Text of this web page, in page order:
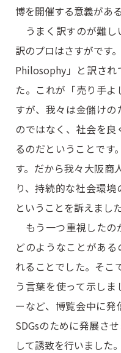
博を開催する意義があ
うまく訳すのが難し
訳のプロはさすがです
Philosophy」と訳され
た。これが「売り手
すが、我々は金儲け
のではなく、社会を
るのだということです
す。だから我々大阪商
り、持続的な社会環境
ということを訴えました
もう一つ重視したの
どのようなことがあ
れることでした。そこ
う言葉を使って示し
ーなど、博覧会中に
SDGsのために発展さ
して誘致を行いました。